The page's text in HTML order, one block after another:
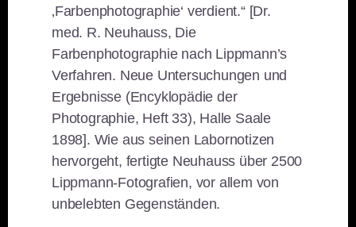
‚Farbenphotographie‘ verdient.“ [Dr.
med. R. Neuhauss, Die
Farbenphotographie nach Lippmann’s
Verfahren. Neue Untersuchungen und
Ergebnisse (Encyklopädie der
Photographie, Heft 33), Halle Saale
1898]. Wie aus seinen Labornotizen
hervorgeht, fertigte Neuhauss über 2500
Lippmann-Fotografien, vor allem von
unbelebten Gegenständen.